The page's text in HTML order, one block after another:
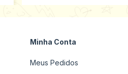
Minha Conta
Meus Pedidos